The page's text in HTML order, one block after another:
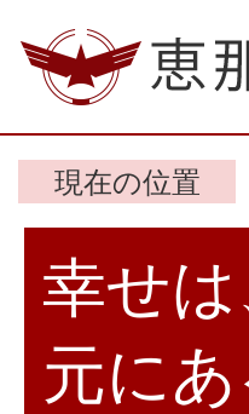
現在の位置
幸せ
元にあ